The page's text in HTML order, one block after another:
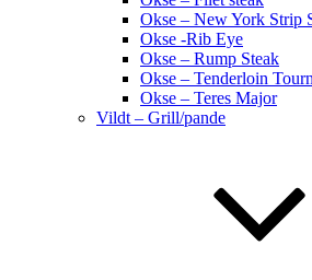
Okse – New York Strip
Okse -Rib Eye
Okse – Rump Steak
Okse – Tenderloin
Okse – Teres Major
Vildt – Grill/pande